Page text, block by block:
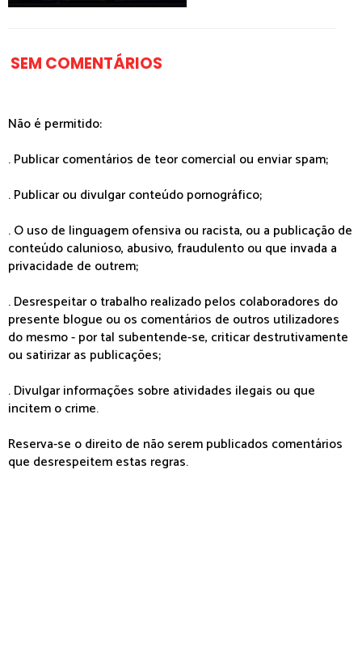
SEM COMENTÁRIOS
Não é permitido:
. Publicar comentários de teor comercial ou enviar spam;
. Publicar ou divulgar conteúdo pornográfico;
. O uso de linguagem ofensiva ou racista, ou a publicação de
conteúdo calunioso, abusivo, fraudulento ou que invada a
privacidade de outrem;
. Desrespeitar o trabalho realizado pelos colaboradores do
presente blogue ou os comentários de outros utilizadores
do mesmo - por tal subentende-se, criticar destrutivamente
ou satirizar as publicações;
. Divulgar informações sobre atividades ilegais ou que
incitem o crime.
Reserva-se o direito de não serem publicados comentários
que desrespeitem estas regras.